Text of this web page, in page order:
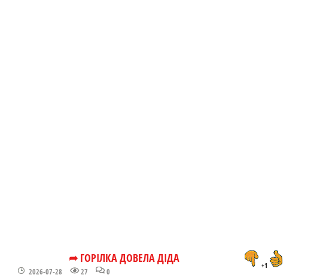
➦ ГОРІЛКА ДОВЕЛА ДІДА
2026-07-28 27 0
+1